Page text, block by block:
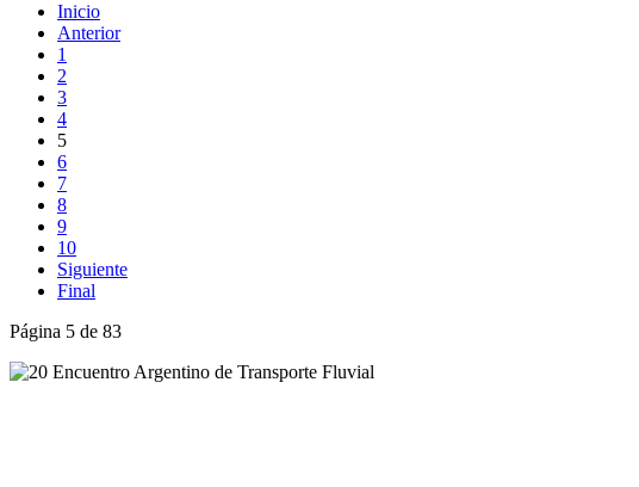
Inicio
Anterior
1
2
3
4
5
6
7
8
9
10
Siguiente
Final
Página 5 de 83